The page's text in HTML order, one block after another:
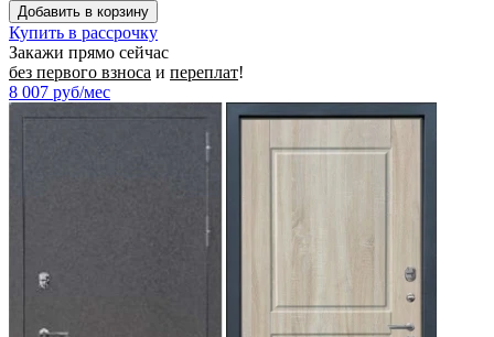
Купить в рассрочку
Закажи прямо сейчас
без первого взноса и переплат!
8 007 руб/мес